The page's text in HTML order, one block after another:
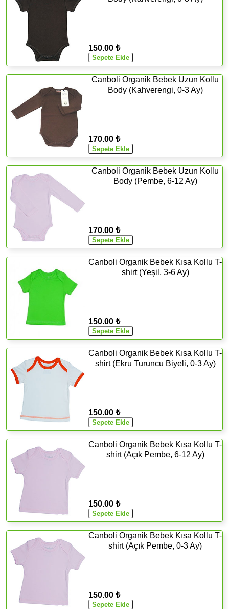
150.00 ₺
Canboli Organik Bebek Uzun Kollu
Body (Kahverengi, 0-3 Ay)
170.00 ₺
Canboli Organik Bebek Uzun Kollu
Body (Pembe, 6-12 Ay)
170.00 ₺
Canboli Organik Bebek Kısa Kollu T-
shirt (Yeşil, 3-6 Ay)
150.00 ₺
Canboli Organik Bebek Kısa Kollu T-
shirt (Ekru Turuncu Biyeli, 0-3 Ay)
150.00 ₺
Canboli Organik Bebek Kısa Kollu T-
shirt (Açık Pembe, 6-12 Ay)
150.00 ₺
Canboli Organik Bebek Kısa Kollu T-
shirt (Açık Pembe, 0-3 Ay)
150.00 ₺